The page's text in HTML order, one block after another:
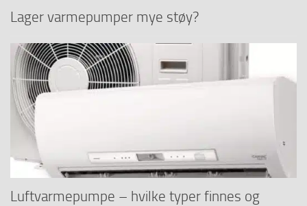
Lager varmepumper mye støy?
Luftvarmepumpe – hvilke typer finnes og